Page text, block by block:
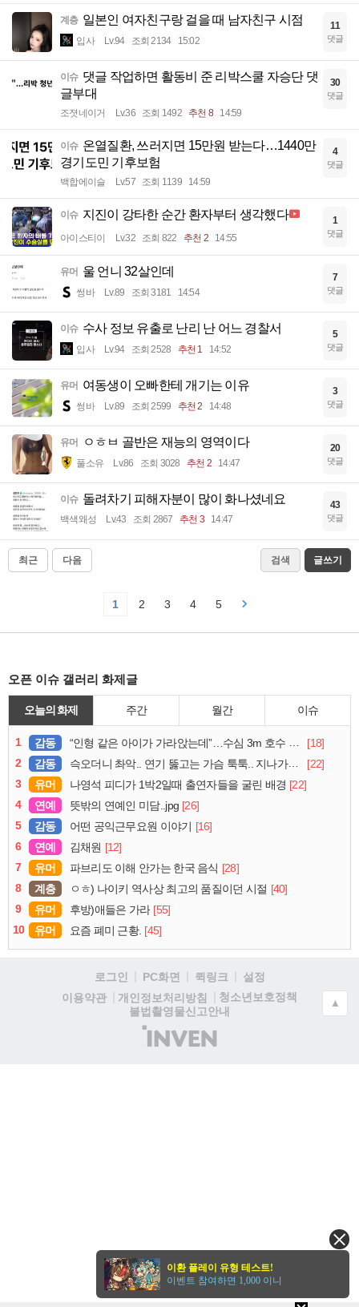
계층 일본인 여자친구랑 걸을 때 남자친구 시점
입사 Lv.94 조회 2134 15:02
11
댓글
이슈 댓글 작업하면 활동비 준 리박스쿨 자승단 댓
글부대
조졋네이거 Lv.36 조회 1492 추천 8 14:59
30
댓글
이슈 온열질환, 쓰러지면 15만원 받는다…1440만
경기도민 기후보험
백합에이슬 Lv.57 조회 1139 14:59
4
댓글
이슈 지진이 강타한 순간 환자부터 생각했다
아이스티이 Lv.32 조회 822 추천 2 14:55
1
댓글
유머 울 언니 32살인데
썽바 Lv.89 조회 3181 14:54
7
댓글
이슈 수사 정보 유출로 난리 난 어느 경찰서
입사 Lv.94 조회 2528 추천 1 14:52
5
댓글
유머 여동생이 오빠한테 개기는 이유
썽바 Lv.89 조회 2599 추천 2 14:48
3
댓글
유머 ㅇㅎㅂ 골반은 재능의 영역이다
풀소유 Lv.86 조회 3028 추천 2 14:47
20
댓글
이슈 돌려차기 피해자분이 많이 화나셨네요
백색왜성 Lv.43 조회 2867 추천 3 14:47
43
댓글
최근 다음 검색 글쓰기
1 2 3 4 5
오픈 이슈 갤러리 화제글
오늘의 화제 주간 월간 이슈
1 감동 “인형 같은 아이가 가라앉는데”…수심 3m 호수 뛰어든 60대 의인
[18]
2
감동 슥오더니 촤악.. 연기 뚫고는 가슴 툭툭.. 지나가던 아재의 정체
[22]
3
유머 나영석 피디가 1박2일때 출연자들을 굴린 배경 [22]
4
연예 뜻밖의 연예인 미담..jpg [26]
5
감동 어떤 공익근무요원 이야기 [16]
6
연예 김채원 [12]
7
유머 파브리도 이해 안가는 한국 음식 [28]
8
계층 ㅇㅎ) 나이키 역사상 최고의 품질이던 시절 [40]
9
유머 후방)애들은 가라 [55]
10
유머 요즘 폐미 근황. [45]
로그인 PC화면 퀵링크
설정
이용약관
개인정보처리방침
청소년보호정책
불법촬영물신고안내
(주)
인
▲
이환 플레이 유형 테스트!
이벤트 참여하면 1,000 이니